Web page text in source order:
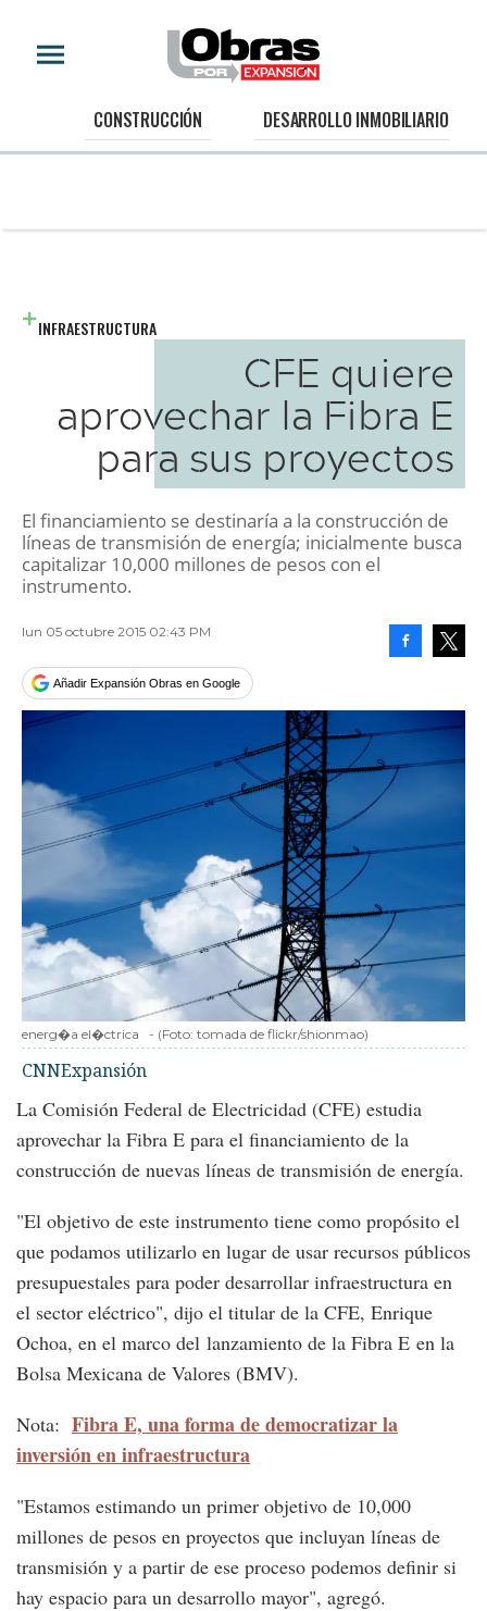
CONSTRUCCIÓN DESARROLLO INMOBILIARIO
INFRAESTRUCTURA
CFE quiere
aprovechar la Fibra E
para sus proyectos
El financiamiento se destinaría a la construcción de
líneas de transmisión de energía; inicialmente busca
capitalizar 10,000 millones de pesos con el
instrumento.
lun 05 octubre 2015 02:43 PM
Añadir Expansión Obras en Google
energ�a el�ctrica - (Foto: tomada de flickr/shionmao)
CNNExpansión
La Comisión Federal de Electricidad (CFE) estudia
aprovechar la Fibra E para el financiamiento de la
construcción de nuevas líneas de transmisión de energía.
"El objetivo de este instrumento tiene como propósito el
que podamos utilizarlo en lugar de usar recursos públicos
presupuestales para poder desarrollar infraestructura en
el sector eléctrico", dijo el titular de la CFE, Enrique
Ochoa, en el marco del lanzamiento de la Fibra E en la
Bolsa Mexicana de Valores (BMV).
Nota: Fibra E, una forma de democratizar la
inversión en infraestructura
"Estamos estimando un primer objetivo de 10,000
millones de pesos en proyectos que incluyan líneas de
transmisión y a partir de ese proceso podemos definir si
hay espacio para un desarrollo mayor", agregó.